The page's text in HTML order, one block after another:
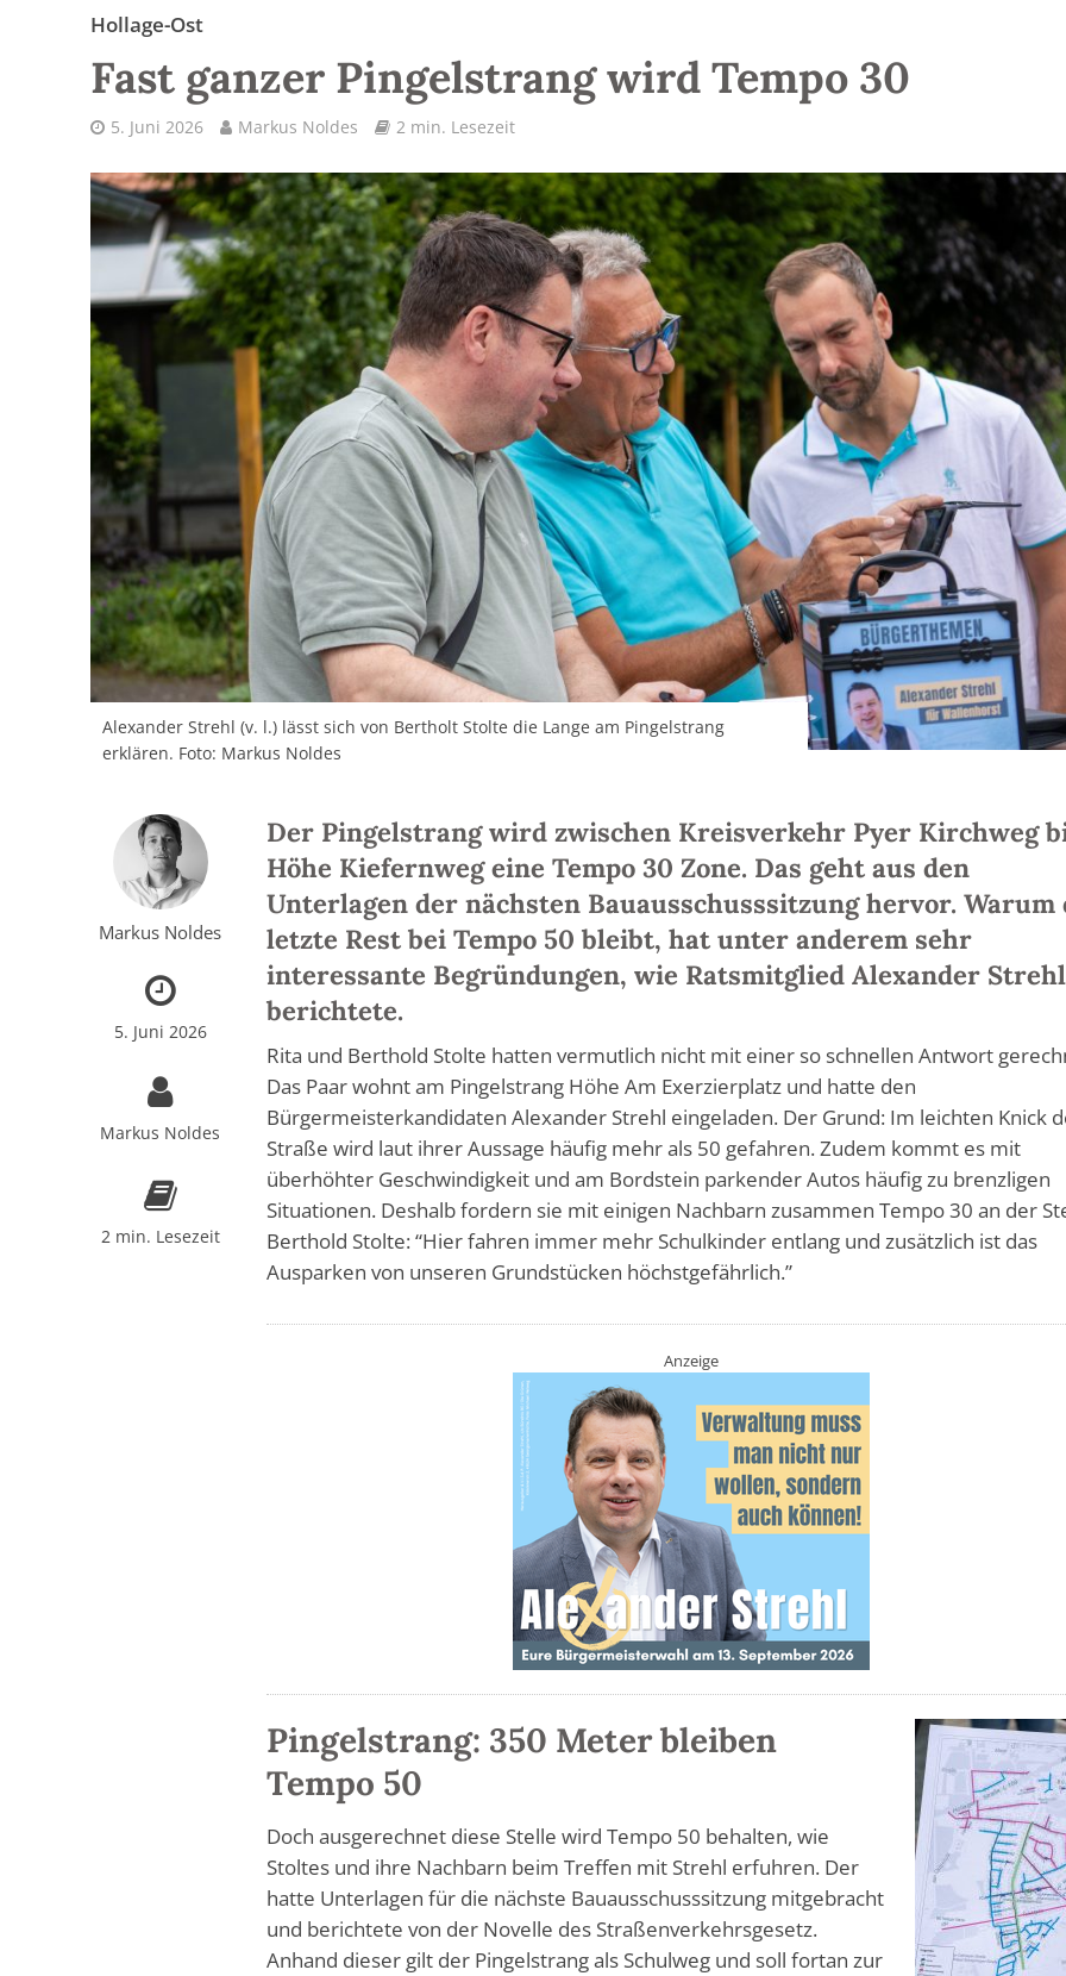
Hollage-Ost
Fast ganzer Pingelstrang wird Tempo 30
5. Juni 2026 Markus Noldes 2 min. Lesezeit
Alexander Strehl (v. l.) lässt sich von Bertholt Stolte die Lange am Pingelstrang
erklären. Foto: Markus Noldes
Markus Noldes
5. Juni 2026
Markus Noldes
2 min. Lesezeit
Der Pingelstrang wird zwischen Kreisverkehr Pyer Kirchweg
Höhe Kiefernweg eine Tempo 30 Zone. Das geht aus den
Unterlagen der nächsten Bauausschusssitzung hervor. Warum
letzte Rest bei Tempo 50 bleibt, hat unter anderem sehr
interessante Begründungen, wie Ratsmitglied Alexander Strehl
berichtete.
Rita und Berthold Stolte hatten vermutlich nicht mit einer so schnellen Antwort
Das Paar wohnt am Pingelstrang Höhe Am Exerzierplatz und hatte den
Bürgermeisterkandidaten Alexander Strehl eingeladen. Der Grund: Im leichten Knick
Straße wird laut ihrer Aussage häufig mehr als 50 gefahren. Zudem kommt es mit
überhöhter Geschwindigkeit und am Bordstein parkender Autos häufig zu brenzligen
Situationen. Deshalb fordern sie mit einigen Nachbarn zusammen Tempo 30 an der
Berthold Stolte: “Hier fahren immer mehr Schulkinder entlang und zusätzlich ist das
Ausparken von unseren Grundstücken höchstgefährlich.”
Anzeige
Pingelstrang: 350 Meter bleiben
Tempo 50
Doch ausgerechnet diese Stelle wird Tempo 50 behalten, wie
Stoltes und ihre Nachbarn beim Treffen mit Strehl erfuhren. Der
hatte Unterlagen für die nächste Bauausschusssitzung mitgebracht
und berichtete von der Novelle des Straßenverkehrsgesetz.
Anhand dieser gilt der Pingelstrang als Schulweg und soll fortan zur